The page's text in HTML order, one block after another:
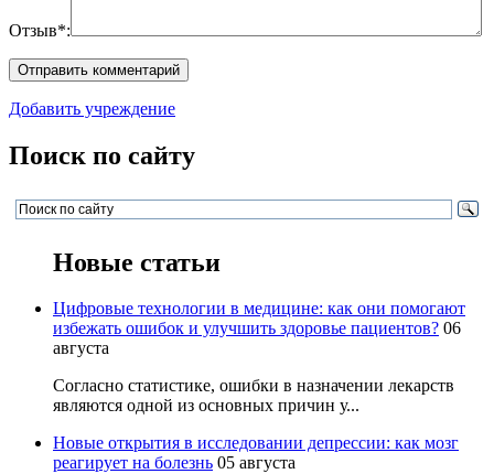
Отзыв*:
Добавить учреждение
Поиск по сайту
Новые статьи
Цифровые технологии в медицине: как они помогают
избежать ошибок и улучшить здоровье пациентов? 06
августа
Согласно статистике, ошибки в назначении лекарств
являются одной из основных причин у...
Новые открытия в исследовании депрессии: как мозг
реагирует на болезнь 05 августа